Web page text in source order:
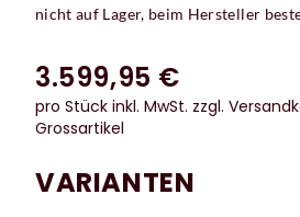
nicht auf Lager, beim Hersteller
3.599,95 €
pro Stück inkl. MwSt. zzgl.
Grossartikel
VARIANTEN